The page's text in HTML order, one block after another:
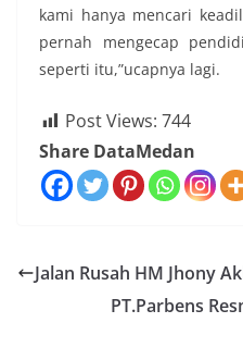
kami hanya mencari
pernah mengecap
seperti itu,”ucapnya lagi.
Post Views: 744
Share DataMedan
Jalan Rusah HM Jhony
PT.Parbens